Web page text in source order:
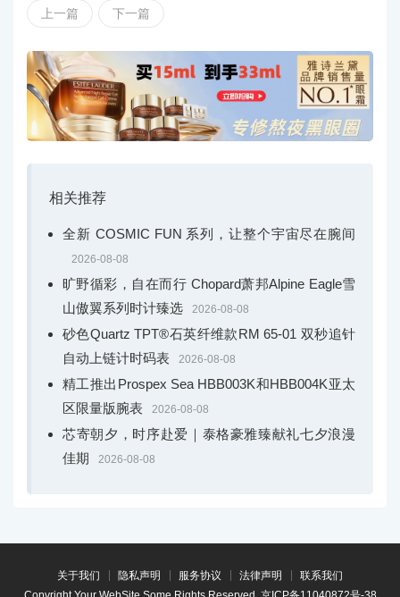
上一篇 下一篇
相关推荐
全新 COSMIC FUN 系列，让整个宇宙尽在腕间
2026-08-08
旷野循彩，自在而行 Chopard萧邦Alpine Eagle雪
山傲翼系列时计臻选
2026-08-08
砂色Quartz TPT®石英纤维款RM 65-01 双秒追针
自动上链计时码表
2026-08-08
精工推出Prospex Sea HBB003K和HBB004K亚太
区限量版腕表
2026-08-08
芯寄朝夕，时序赴爱｜泰格豪雅臻献礼七夕浪漫
佳期
2026-08-08
关于我们 隐私声明 服务协议 法律声明
联系我们